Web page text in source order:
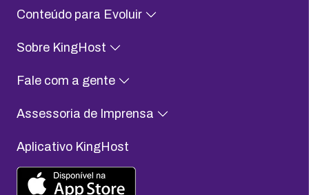
Conteúdo para Evoluir
Sobre KingHost
Fale com a gente
Assessoria de Imprensa
Aplicativo KingHost